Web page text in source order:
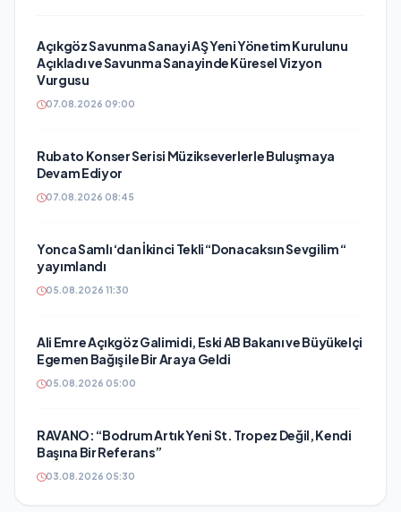
Açıkgöz Savunma Sanayi AŞ Yeni Yönetim Kurulunu
Açıkladı ve Savunma Sanayinde Küresel Vizyon
Vurgusu
07.08.2026 09:00
Rubato Konser Serisi Müzikseverlerle Buluşmaya
Devam Ediyor
07.08.2026 08:45
Yonca Samlı ‘dan İkinci Tekli “Donacaksın Sevgilim “
yayımlandı
05.08.2026 11:30
Ali Emre Açıkgöz Galimidi, Eski AB Bakanı ve Büyükelçi
Egemen Bağış ile Bir Araya Geldi
05.08.2026 05:00
RAVANO: “Bodrum Artık Yeni St. Tropez Değil, Kendi
Başına Bir Referans”
03.08.2026 05:30